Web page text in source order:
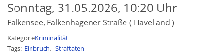
Sonntag, 31.05.2026, 10:20 Uhr
Falkensee, Falkenhagener Straße Havelland
KategorieKriminalität
Tags Einbruch
Straftaten